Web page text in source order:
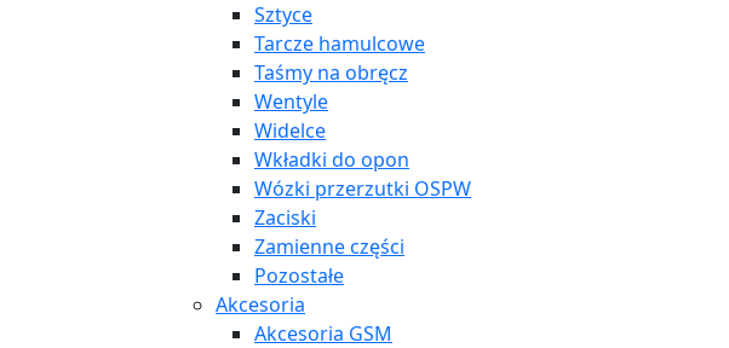
Sztyce
Tarcze hamulcowe
Taśmy na obręcz
Wentyle
Widelce
Wkładki do opon
Wózki przerzutki OSPW
Zaciski
Zamienne części
Pozostałe
Akcesoria
Akcesoria GSM